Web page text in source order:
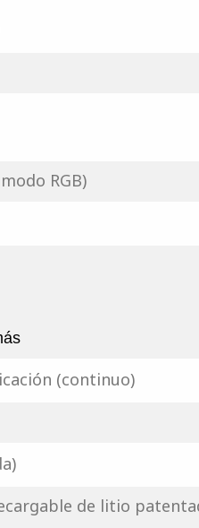
RGB)
(continuo)
de litio